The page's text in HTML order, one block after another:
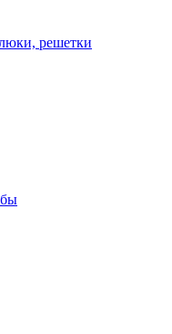
решетки